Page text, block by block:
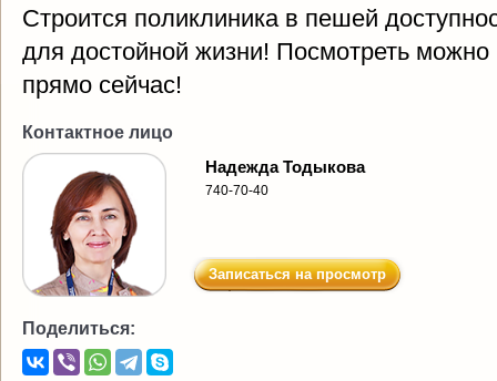
Строится поликлиника в пешей
для достойной жизни! Посмотреть можно
прямо сейчас!
Контактное лицо
Надежда Тодыкова
740-70-40
Записаться на просмотр
Поделиться: